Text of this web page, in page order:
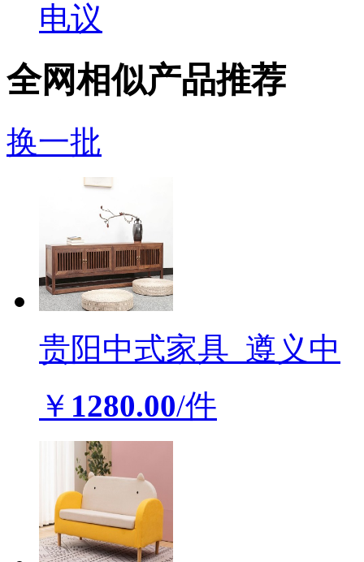
电议
全网相似产品推荐
换一批
贵阳中式家具_遵义中
￥ 1280.00/件